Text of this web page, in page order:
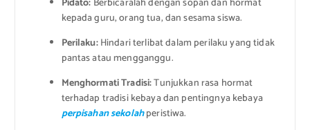
kepada guru, orang tua, dan sesama siswa.
Perilaku:Hindari terlibat dalam perilaku yang tidak
pantas atau mengganggu.
Menghormati Tradisi:Tunjukkan rasa hormat
terhadap tradisi kebaya dan pentingnya kebaya
perpisahan sekolahperistiwa.